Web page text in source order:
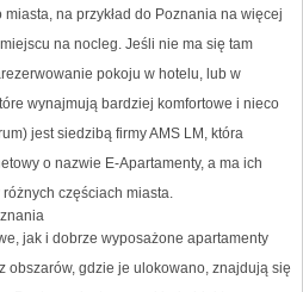
na przykład do Poznania na więcej
na nocleg. Jeśli nie ma się tam
pokoju w hotelu, lub w
wynajmują bardziej komfortowe i nieco
jest siedzibą firmy AMS LM, która
o nazwie E-Apartamenty, a ma ich
częściach miasta.
jak i dobrze wyposażone apartamenty
obszarów, gdzie je ulokowano, znajdują się